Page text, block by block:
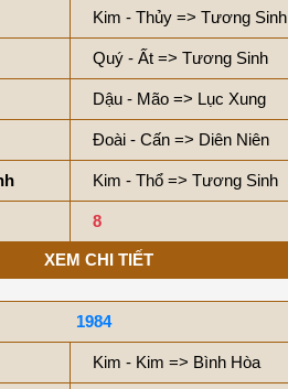
Kim - Thủy => Tương Sinh
Quý - Ất => Tương Sinh
Dậu - Mão => Lục Xung
Đoài - Cấn => Diên Niên
Kim - Thổ => Tương Sinh
8
XEM CHI TIẾT
1984
Kim - Kim => Bình Hòa